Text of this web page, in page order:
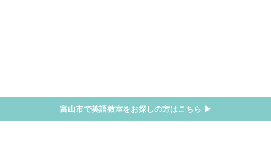
富山市で英語教室をお探しの方はこちら ▶